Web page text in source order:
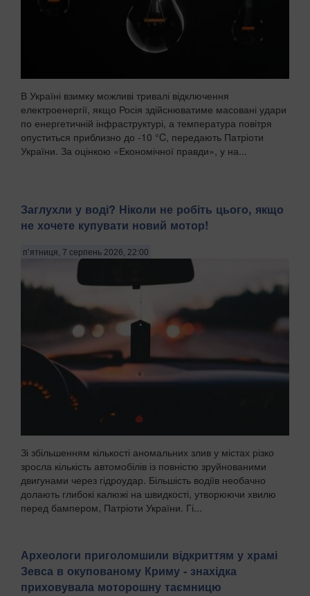
В Україні взимку можливі тривалі відключення
електроенергії, якщо Росія здійснюватиме масовані удари
по енергетичній інфраструктурі, а температура повітря
опуститься приблизно до -10 °C, передають Патріоти
України. За оцінкою «Економічної правди», у на...
Заглухли у воді? Ніколи не робіть цього, якщо
не хочете купувати новий мотор!
п’ятниця, 7 серпень 2026, 22:00
Зі збільшенням кількості аномальних злив у містах різко
зросла кількість автомобілів із повністю зруйнованими
двигунами через гідроудар. Більшість водіїв необачно
долають глибокі калюжі на швидкості, утворюючи хвилю
перед бампером, Патріоти України. Гі...
Археологи приголомшили відкриттям у храмі
Зевса в окупованому Криму - знахідка
приховувала моторошну таємницю